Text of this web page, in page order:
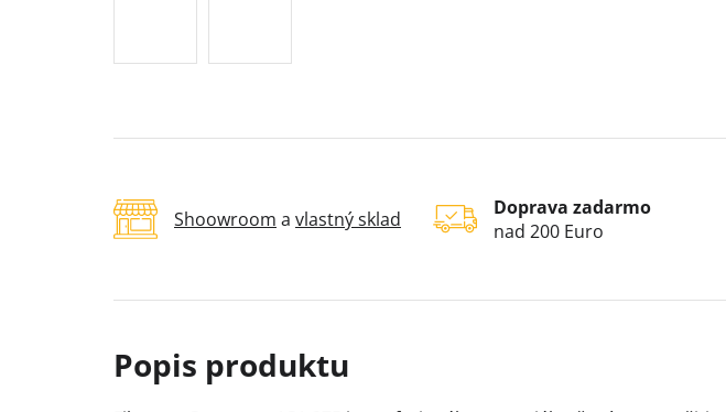
Shoowroom a vlastný sklad
Doprava zadarmo
nad 200 Euro